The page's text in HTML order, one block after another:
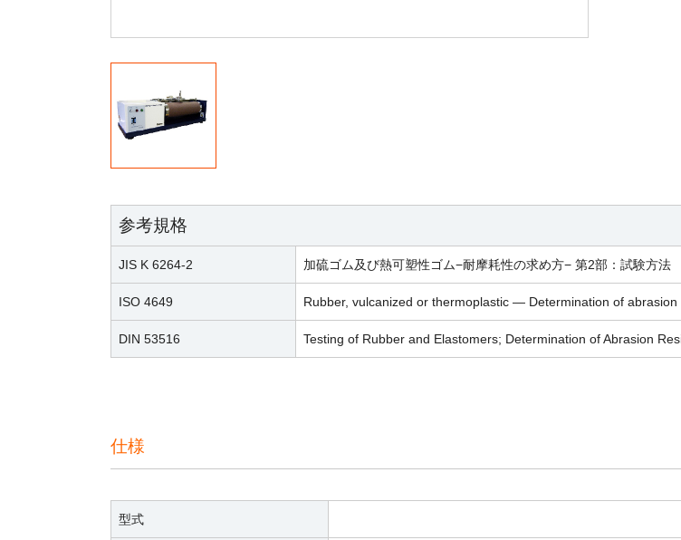
参考規格
JIS K 6264-2 加硫ゴム及び熱可塑性ゴム−耐摩耗性の求め方− 第2部：試験方法
ISO 4649 Rubber, vulcanized or thermoplastic — Determination of
DIN 53516 Testing of Rubber and Elastomers; Determination of Abrasion
仕様
型式